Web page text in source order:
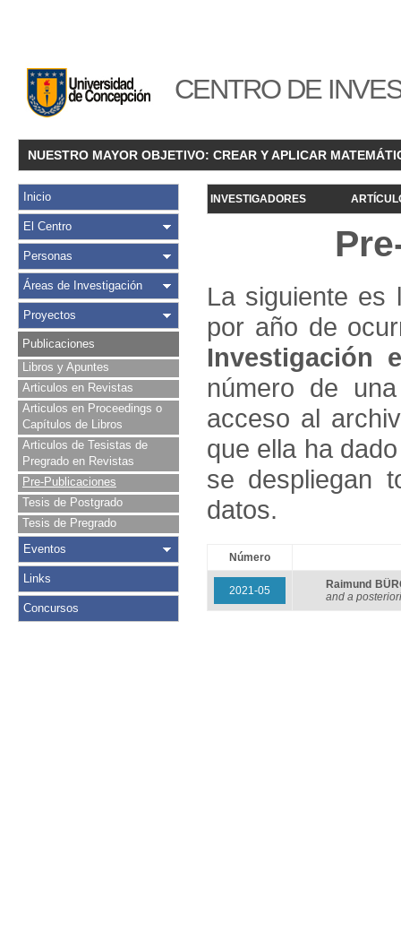
CENTRO DE
NUESTRO MAYOR OBJETIVO: CREAR Y APLICAR
Inicio
El Centro
Personas
Áreas de Investigación
Proyectos
Publicaciones
Libros y Apuntes
Articulos en Revistas
Articulos en Proceedings o
Capítulos de Libros
Articulos de Tesistas de
Pregrado en Revistas
Pre-Publicaciones
Tesis de Postgrado
Tesis de Pregrado
Eventos
Links
Concursos
INVESTIGADORES
La siguiente es
por año de
Investigación
número de
acceso al
que ella ha
se despliegan
datos.
Número
2021-05
Raimund
and a